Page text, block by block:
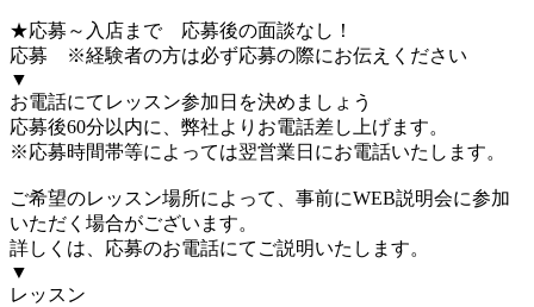
★応募～入店まで 応募後の面談なし！
応募 ※経験者の方は必ず応募の際にお伝えください
▼
お電話にてレッスン参加日を決めましょう
応募後60分以内に、弊社よりお電話差し上げます。
※応募時間帯等によっては翌営業日にお電話いたします。
ご希望のレッスン場所によって、事前にWEB説明会に参加
いただく場合がございます。
詳しくは、応募のお電話にてご説明いたします。
▼
レッスン